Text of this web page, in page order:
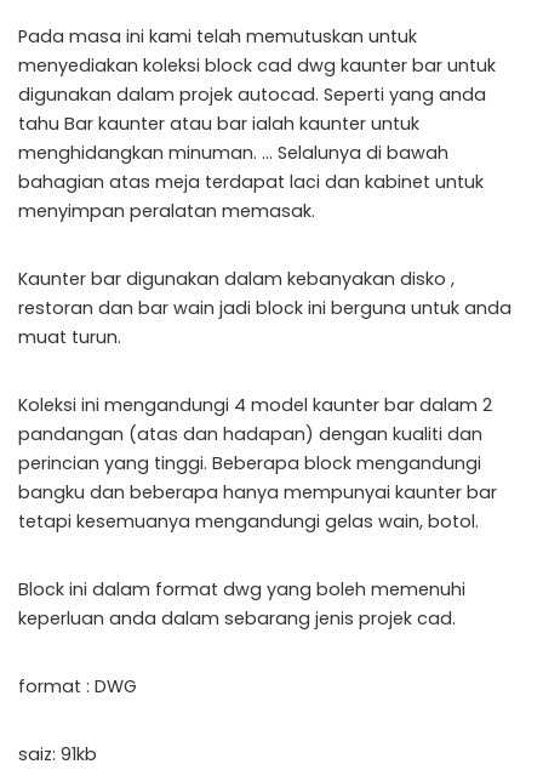
Pada masa ini kami telah memutuskan untuk
menyediakan koleksi block cad dwg kaunter bar untuk
digunakan dalam projek autocad. Seperti yang anda
tahu Bar kaunter atau bar ialah kaunter untuk
menghidangkan minuman. … Selalunya di bawah
bahagian atas meja terdapat laci dan kabinet untuk
menyimpan peralatan memasak.
Kaunter bar digunakan dalam kebanyakan disko ,
restoran dan bar wain jadi block ini berguna untuk anda
muat turun.
Koleksi ini mengandungi 4 model kaunter bar dalam 2
pandangan (atas dan hadapan) dengan kualiti dan
perincian yang tinggi. Beberapa block mengandungi
bangku dan beberapa hanya mempunyai kaunter bar
tetapi kesemuanya mengandungi gelas wain, botol.
Block ini dalam format dwg yang boleh memenuhi
keperluan anda dalam sebarang jenis projek cad.
format : DWG
saiz: 91kb